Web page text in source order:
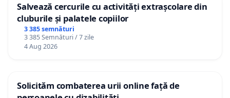
Salvează cercurile cu activități extrașcolare din
cluburile și palatele copiilor
3 385 semnături
3 385 Semnături / 7 zile
4 Aug 2026
Solicităm combaterea urii online față de